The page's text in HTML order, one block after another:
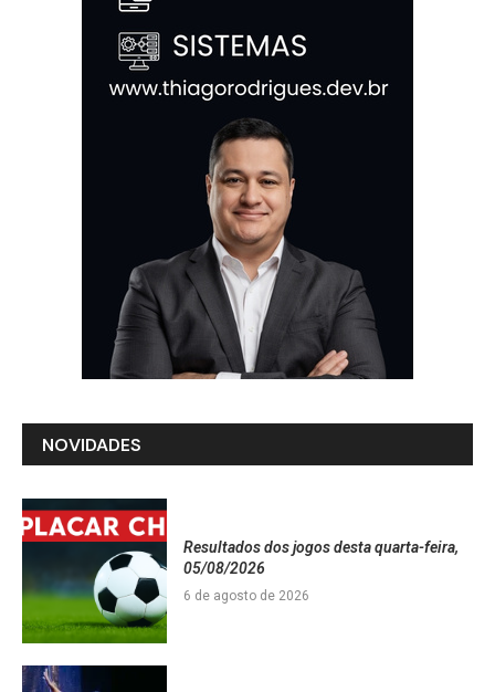
NOVIDADES
Resultados dos jogos desta quarta-feira,
05/08/2026
6 de agosto de 2026